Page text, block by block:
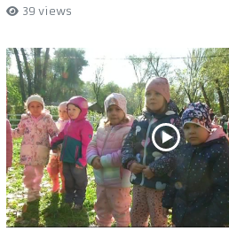
39 views